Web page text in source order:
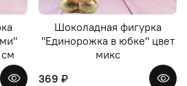
Шоколадная фигурка
"Единорожка в юбке" цвет
микс
369 ₽